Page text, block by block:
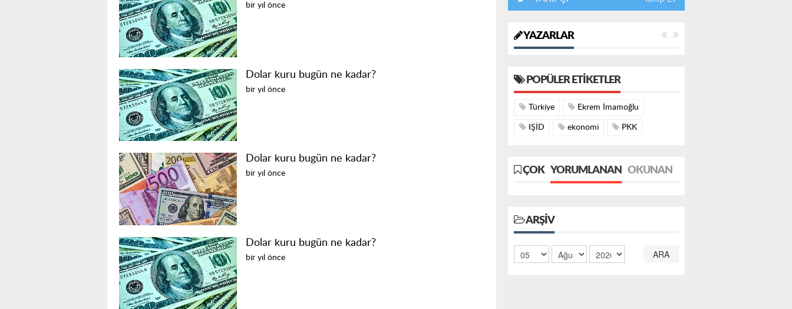
bir yıl önce
Dolar kuru bugün ne kadar?
bir yıl önce
Dolar kuru bugün ne kadar?
bir yıl önce
Dolar kuru bugün ne kadar?
bir yıl önce
YAZARLAR
POPÜLER ETIKETLER
Türkiye Ekrem İmamoğlu
IŞİD ekonomi PKK
ÇOK YORUMLANAN OKUNAN
ARŞIV
ARA